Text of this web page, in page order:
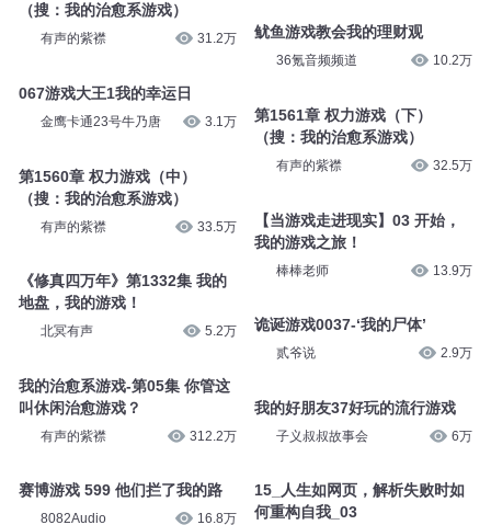
（搜：我的治愈系游戏）
有声的紫襟 31.2万
067游戏大王1我的幸运日
金鹰卡通23号牛乃唐 3.1万
第1560章 权力游戏（中）
（搜：我的治愈系游戏）
有声的紫襟 33.5万
《修真四万年》第1332集 我的
地盘，我的游戏！
北冥有声 5.2万
我的治愈系游戏-第05集 你管这
叫休闲治愈游戏？
有声的紫襟 312.2万
赛博游戏 599 他们拦了我的路
8082Audio 16.8万
鱿鱼游戏教会我的理财观
36氪音频频道 10.2万
第1561章 权力游戏（下）
（搜：我的治愈系游戏）
有声的紫襟 32.5万
【当游戏走进现实】03 开始，
我的游戏之旅！
棒棒老师 13.9万
诡诞游戏0037-‘我的尸体’
贰爷说 2.9万
我的好朋友37好玩的流行游戏
子义叔叔故事会 6万
15_人生如网页，解析失败时如
何重构自我_03